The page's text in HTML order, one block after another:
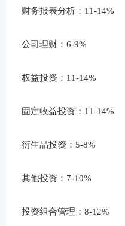
财务报表分析：11-14%
公司理财：6-9%
权益投资：11-14%
固定收益投资：11-14%
衍生品投资：5-8%
其他投资：7-10%
投资组合管理：8-12%